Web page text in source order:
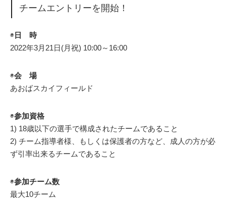
チームエントリーを開始！
◉ 日 時
2022年3月21日(月祝) 10:00～16:00
◉会 場
あおばスカイフィールド
◉参加資格
1) 18歳以下の選手で構成されたチームであること
2) チーム指導者様、もしくは保護者の方など、成人の方が必
ず引率出来るチームであること
◉参加チーム数
最大10チーム